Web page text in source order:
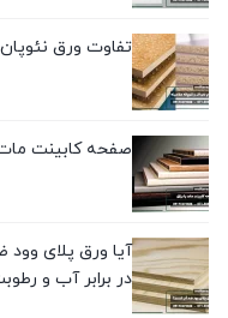
تفاوت ورق
صفحه کابینت
آیا ورق پلای
در برابر آب و